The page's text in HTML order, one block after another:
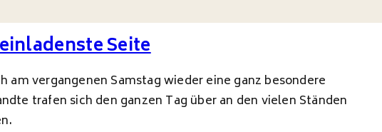
Seite
vergangenen Samstag wieder eine ganz besondere
trafen sich den ganzen Tag über an den vielen Ständen